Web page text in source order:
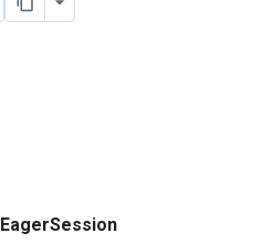
EagerSession